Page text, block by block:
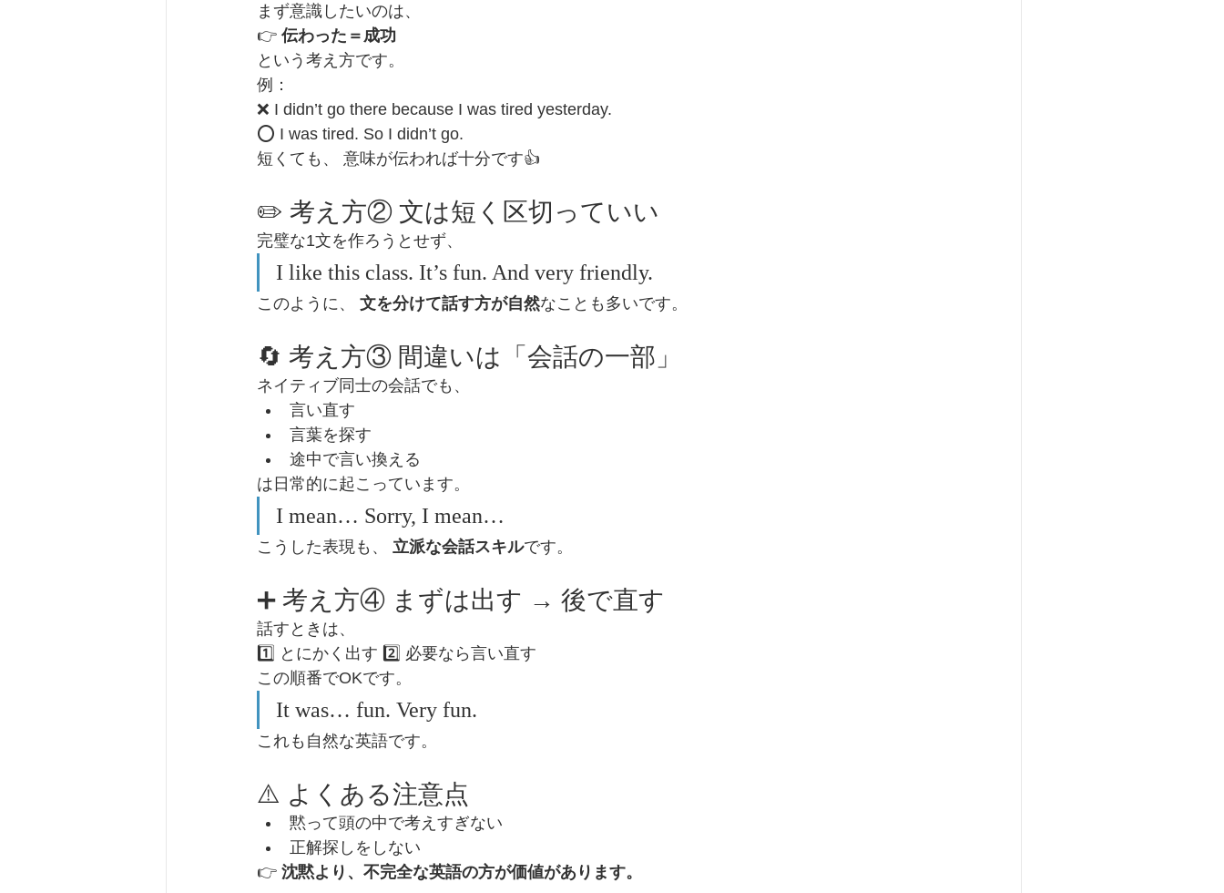
まず意識したいのは、
👉 伝わった＝成功
という考え方です。
例：
❌ I didn’t go there because I was tired yesterday.
⭕ I was tired. So I didn’t go.
短くても、 意味が伝われば十分です👍
✏️ 考え方② 文は短く区切っていい
完璧な1文を作ろうとせず、
I like this class. It’s fun. And very friendly.
このように、 文を分けて話す方が自然なことも多いです。
🔄 考え方③ 間違いは「会話の一部」
ネイティブ同士の会話でも、
言い直す
言葉を探す
途中で言い換える
は日常的に起こっています。
I mean… Sorry, I mean…
こうした表現も、 立派な会話スキルです。
➕ 考え方④ まずは出す → 後で直す
話すときは、
1️⃣ とにかく出す 2️⃣ 必要なら言い直す
この順番でOKです。
It was… fun. Very fun.
これも自然な英語です。
⚠️ よくある注意点
黙って頭の中で考えすぎない
正解探しをしない
👉 沈黙より、不完全な英語の方が価値があります。